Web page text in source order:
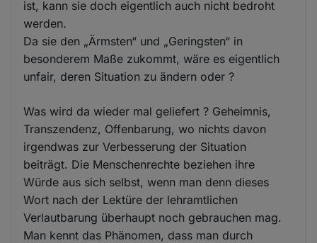
ist, kann sie doch eigentlich auch nicht bedroht
werden.
Da sie den „Ärmsten“ und „Geringsten“ in
besonderem Maße zukommt, wäre es eigentlich
unfair, deren Situation zu ändern oder ?
Was wird da wieder mal geliefert ? Geheimnis,
Transzendenz, Offenbarung, wo nichts davon
irgendwas zur Verbesserung der Situation
beiträgt. Die Menschenrechte beziehen ihre
Würde aus sich selbst, wenn man denn dieses
Wort nach der Lektüre der lehramtlichen
Verlautbarung überhaupt noch gebrauchen mag.
Man kennt das Phänomen, dass man durch